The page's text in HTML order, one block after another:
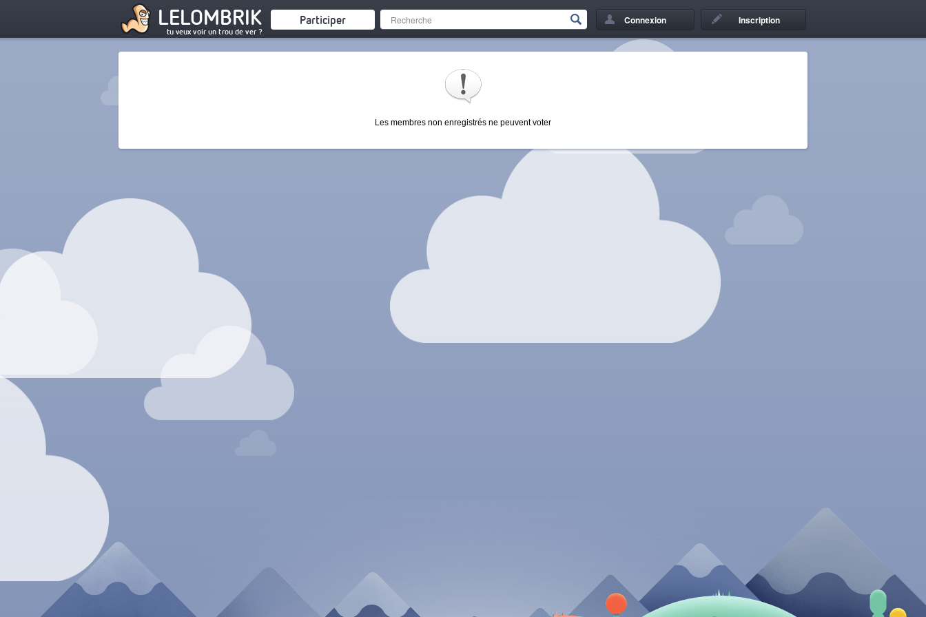
LELOMBRIK
tu veux voir un trou de ver ?
Participer Connexion Inscription
Les membres non enregistrés ne peuvent voter